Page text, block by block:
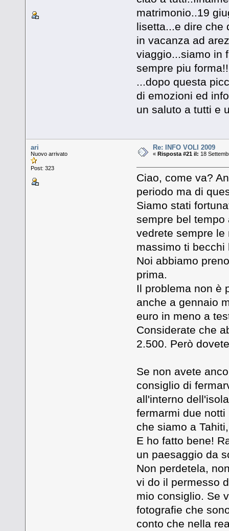
matrimonio..19
lisetta...e dire che
in vacanza ad
viaggio...siamo in
sempre piu forma!!
...dopo questa
di emozioni ed
un saluto a tutti e
ari
Nuovo arrivato
Post: 323
Re: INFO VOLI 2009
«Risposta #21 il: 18
Ciao, come va?
periodo ma di
Siamo stati
sempre bel tempo
vedrete sempre le
massimo ti
Noi abbiamo
prima.
Il problema non è
anche a gennaio
euro in meno a
Considerate che
2.500. Però
Se non avete
consiglio di
all'interno
fermarmi due
che siamo a
E ho fatto bene!
un paesaggio da
Non perdetela,
vi do il permesso
mio consiglio. Se
fotografie che
conto che nella